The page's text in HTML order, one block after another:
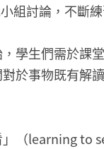
組討論，不斷
學生們需於課
於事物既有解
（learning to